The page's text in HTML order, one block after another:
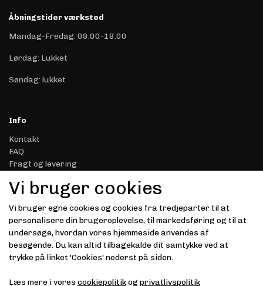
Åbningstider værksted
Mandag-Fredag: 09.00-18.00
Lørdag: Lukket
Søndag: lukket
Info
Kontakt
FAQ
Fragt og levering
Handelsbetingelser
Datasikkerhed & Privatliv
Gavekort
Om Driver.dk
Kunde login
Modtag vores nyhedsbrev via e-mail
Tilmeld
Vi bruger cookies
Vi bruger egne cookies og cookies fra tredjeparter til at
personalisere din brugeroplevelse, til markedsføring og til at
undersøge, hvordan vores hjemmeside anvendes af
besøgende. Du kan altid tilbagekalde dit samtykke ved at
trykke på linket 'Cookies' nederst på siden.
Læs mere i vores cookiepolitikog privatlivspolitik